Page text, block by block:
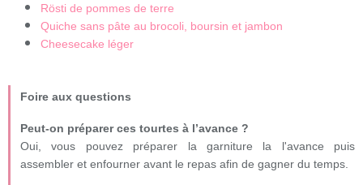
Rösti de pommes de terre
Quiche sans pâte au brocoli, boursin et jambon
Cheesecake léger
Foire aux questions
Peut-on préparer ces tourtes à l’avance ?
Oui, vous pouvez préparer la garniture la l'avance puis
assembler et enfourner avant le repas afin de gagner du temps.